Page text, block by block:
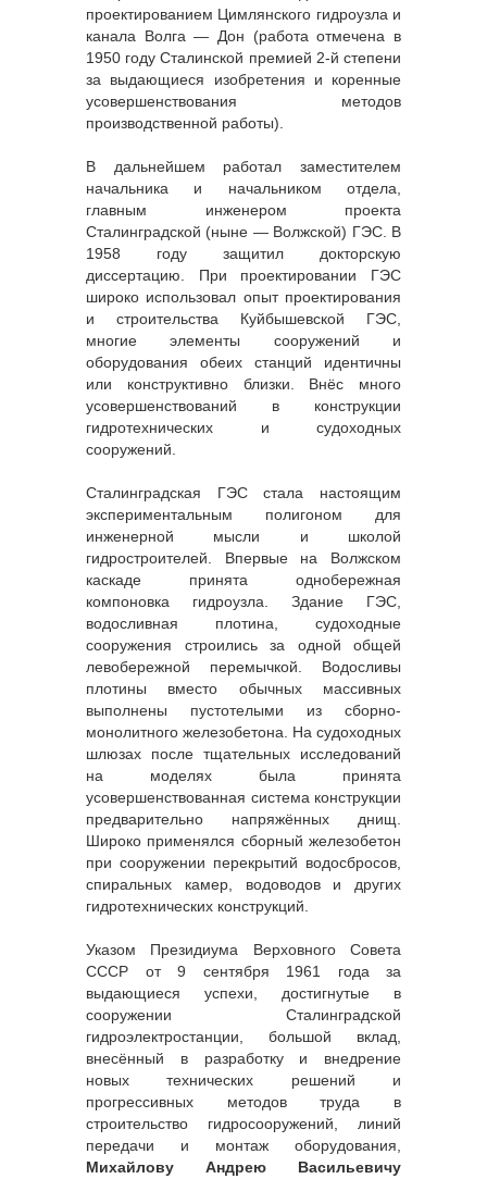
проектированием Цимлянского гидроузла и
канала Волга — Дон (работа отмечена в
1950 году Сталинской премией 2-й степени
за выдающиеся изобретения и коренные
усовершенствования методов
производственной работы).
В дальнейшем работал заместителем
начальника и начальником отдела,
главным инженером проекта
Сталинградской (ныне — Волжской) ГЭС. В
1958 году защитил докторскую
диссертацию. При проектировании ГЭС
широко использовал опыт проектирования
и строительства Куйбышевской ГЭС,
многие элементы сооружений и
оборудования обеих станций идентичны
или конструктивно близки. Внёс много
усовершенствований в конструкции
гидротехнических и судоходных
сооружений.
Сталинградская ГЭС стала настоящим
экспериментальным полигоном для
инженерной мысли и школой
гидростроителей. Впервые на Волжском
каскаде принята однобережная
компоновка гидроузла. Здание ГЭС,
водосливная плотина, судоходные
сооружения строились за одной общей
левобережной перемычкой. Водосливы
плотины вместо обычных массивных
выполнены пустотелыми из сборно-
монолитного железобетона. На судоходных
шлюзах после тщательных исследований
на моделях была принята
усовершенствованная система конструкции
предварительно напряжённых днищ.
Широко применялся сборный железобетон
при сооружении перекрытий водосбросов,
спиральных камер, водоводов и других
гидротехнических конструкций.
Указом Президиума Верховного Совета
СССР от 9 сентября 1961 года за
выдающиеся успехи, достигнутые в
сооружении Сталинградской
гидроэлектростанции, большой вклад,
внесённый в разработку и внедрение
новых технических решений и
прогрессивных методов труда в
строительство гидросооружений, линий
передачи и монтаж оборудования,
Михайлову Андрею Васильевичу